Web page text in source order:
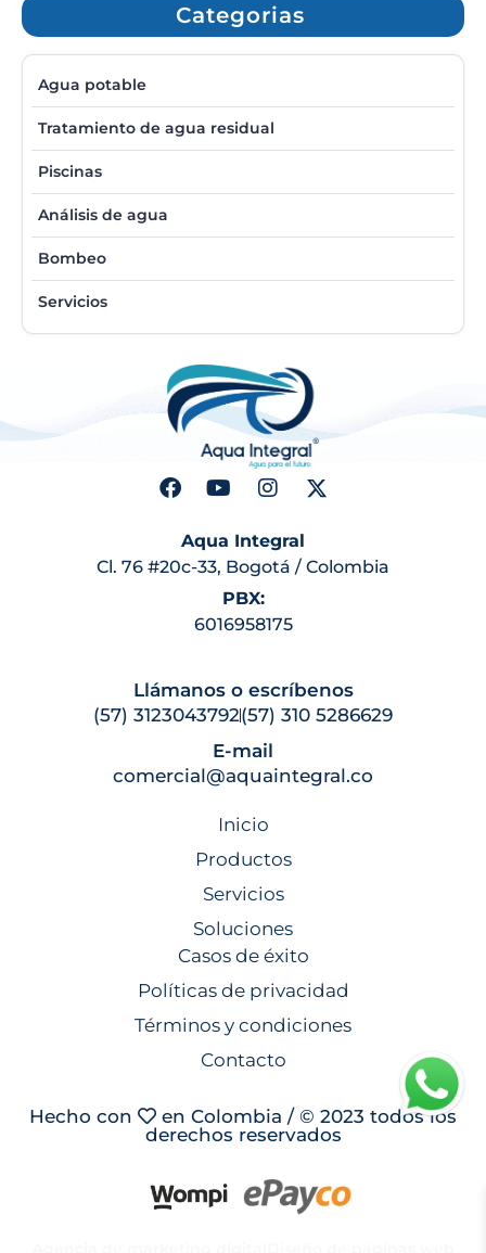
Categorias
Agua potable
Tratamiento de agua residual
Piscinas
Análisis de agua
Bombeo
Servicios
Aqua Integral
Cl. 76 #20c-33, Bogotá / Colombia
PBX:
6016958175
Llámanos o escríbenos
(57) 3123043792(57) 310 5286629
E-mail
comercial@aquaintegral.co
Inicio
Productos
Servicios
Soluciones
Casos de éxito
Políticas de privacidad
Términos y condiciones
Contacto
Hecho con
en Colombia / © 2023 todos los
derechos reservados